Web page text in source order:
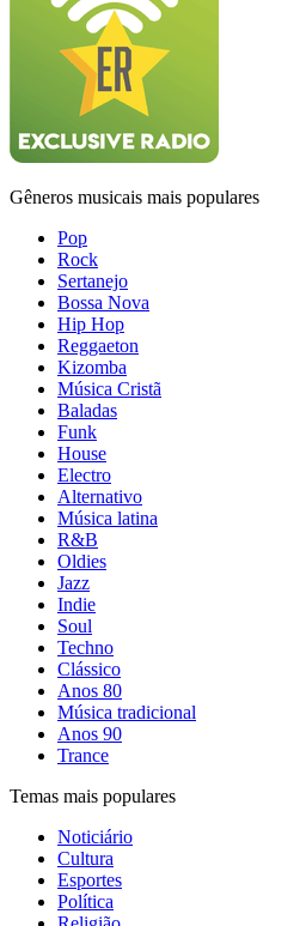
Gêneros musicais mais populares
Pop
Rock
Sertanejo
Bossa Nova
Hip Hop
Reggaeton
Kizomba
Música Cristã
Baladas
Funk
House
Electro
Alternativo
Música latina
R&B
Oldies
Jazz
Indie
Soul
Techno
Clássico
Anos 80
Música tradicional
Anos 90
Trance
Temas mais populares
Noticiário
Cultura
Esportes
Política